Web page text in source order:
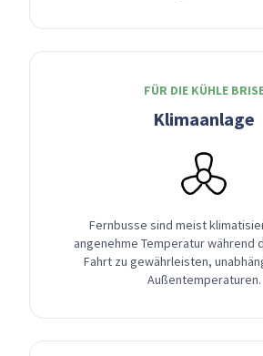
FÜR DIE KÜHLE
Klimaanlage
Fernbusse sind meist
angenehme Temperatur während
Fahrt zu gewährleisten,
Außentemperaturen.